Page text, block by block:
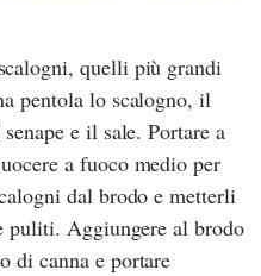
quelli più grandi
pentola lo scalogno, il
e il sale. Portare a
a fuoco medio per
dal brodo e metterli
puliti. Aggiungere al brodo
di canna e portare